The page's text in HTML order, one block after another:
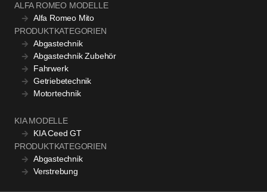
ALFA ROMEO MODELLE
Alfa Romeo Mito
PRODUKTKATEGORIEN
Abgastechnik
Abgastechnik Zubehör
Fahrwerk
Getriebetechnik
Motortechnik
KIA MODELLE
KIA Ceed GT
PRODUKTKATEGORIEN
Abgastechnik
Verstrebung